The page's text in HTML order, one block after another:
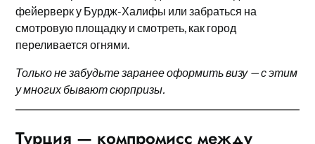
фейерверк у Бурдж-Халифы или забраться на
смотровую площадку и смотреть, как город
переливается огнями.
Только не забудьте заранее оформить визу — с этим
у многих бывают сюрпризы.
Турция — компромисс между